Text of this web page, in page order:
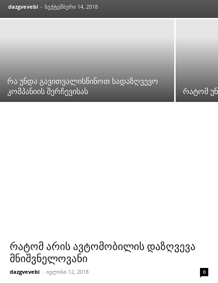
dazgvevebi - სექტემბერი 14, 2018
რა უნდა გავითვალისწინოთ სადაზღვევო
კომპანიის შერჩევისას
რატომ
რატომ არის ავტომობილის დაზღვევა
მნიშვნელოვანი
dazgvevebi - ივლისი 12, 2018 0